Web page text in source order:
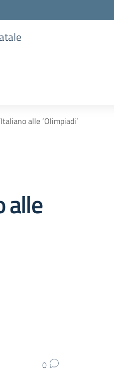
alle ‘Olimpiadi’
alle
0